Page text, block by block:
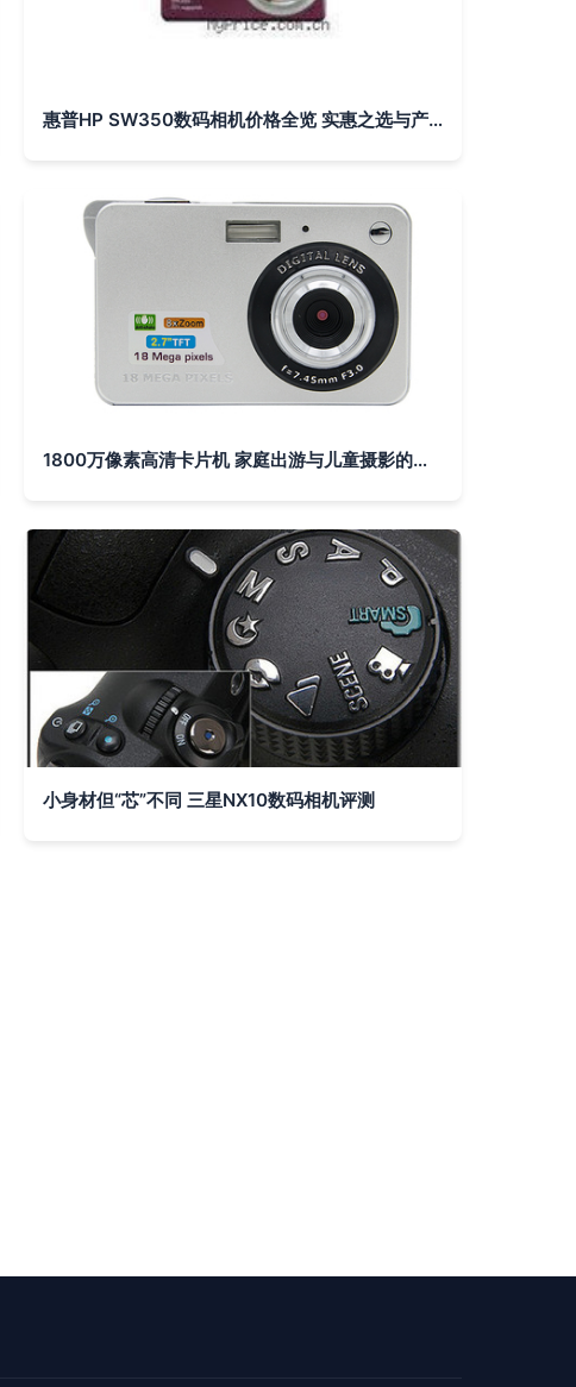
惠普HP SW350数码相机价格全览 实惠之选与产品总结
1800万像素高清卡片机 家庭出游与儿童摄影的理想选择
小身材但“芯”不同 三星NX10数码相机评测